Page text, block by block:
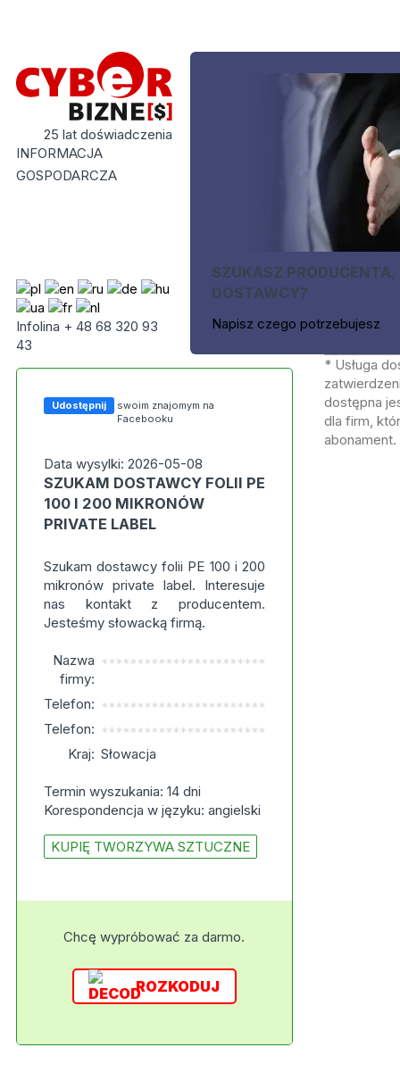
25 lat doświadczenia
INFORMACJA
GOSPODARCZA
Infolina + 48 68 320 93
43
SZUKASZ PRODUCENTA,
DOSTAWCY?
Napisz czego potrzebujesz
Udostępnij
swoim znajomym na
Facebooku
Data wysylki: 2026-05-08
SZUKAM DOSTAWCY FOLII PE
100 I 200 MIKRONÓW
PRIVATE LABEL
Szukam dostawcy folii PE 100 i 200
mikronów private label. Interesuje
nas kontakt z producentem.
Jesteśmy słowacką firmą.
Nazwa
firmy:
***********************
Telefon: ***********************
Telefon: ***********************
Kraj: Słowacja
Termin wyszukania: 14 dni
Korespondencja w języku: angielski
KUPIĘ TWORZYWA SZTUCZNE
Chcę wypróbować za darmo.
ROZKODUJ
* Usługa
dostępna
dla firm,
abonament.